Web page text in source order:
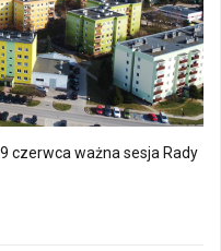
czerwca ważna sesja Rady